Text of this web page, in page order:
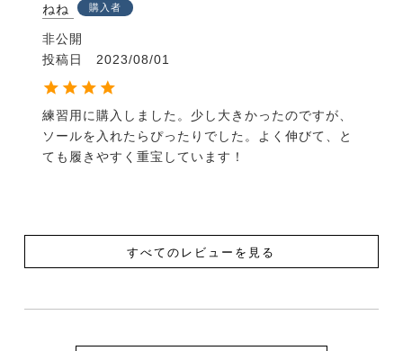
ねね 購入者
非公開
投稿日
2023/08/01
練習用に購入しました。少し大きかったのですが、
ソールを入れたらぴったりでした。よく伸びて、と
ても履きやすく重宝しています！
すべてのレビューを見る